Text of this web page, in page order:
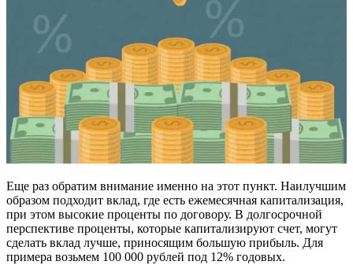
Еще раз обратим внимание именно на этот пункт. Наилучшим
образом подходит вклад, где есть ежемесячная капитализация,
при этом высокие проценты по договору. В долгосрочной
перспективе проценты, которые капитализируют счет, могут
сделать вклад лучше, приносящим большую прибыль. Для
примера возьмем 100 000 рублей под 12% годовых.